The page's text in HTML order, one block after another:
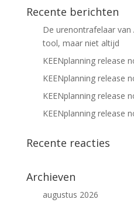
Recente berichten
De urenontrafelaar van
tool, maar niet altijd
KEENplanning release
KEENplanning release
KEENplanning release
KEENplanning release
Recente reacties
Archieven
augustus 2026